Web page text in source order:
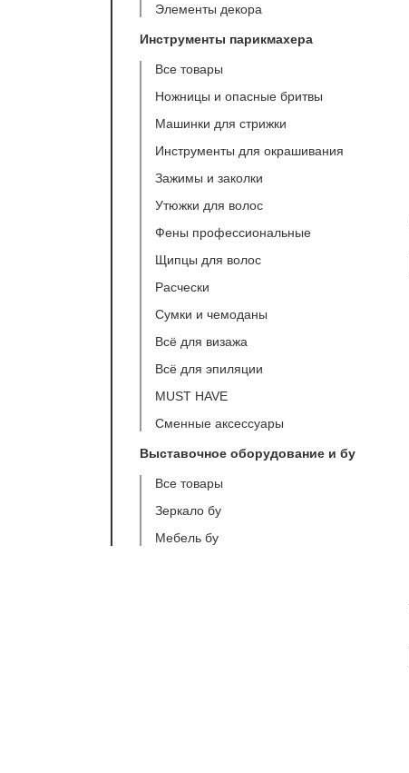
Элементы декора
Инструменты парикмахера
Все товары
Ножницы и опасные бритвы
Машинки для стрижки
Инструменты для окрашивания
Зажимы и заколки
Утюжки для волос
Фены профессиональные
Щипцы для волос
Расчески
Сумки и чемоданы
Всё для визажа
Всё для эпиляции
MUST HAVE
Сменные аксессуары
Выставочное оборудование и бу
Все товары
Зеркало бу
Мебель бу